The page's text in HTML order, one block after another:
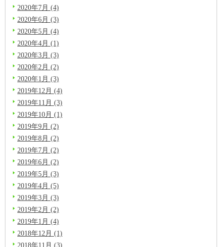
2020年7月 (4)
2020年6月 (3)
2020年5月 (4)
2020年4月 (1)
2020年3月 (3)
2020年2月 (2)
2020年1月 (3)
2019年12月 (4)
2019年11月 (3)
2019年10月 (1)
2019年9月 (2)
2019年8月 (2)
2019年7月 (2)
2019年6月 (2)
2019年5月 (3)
2019年4月 (5)
2019年3月 (3)
2019年2月 (2)
2019年1月 (4)
2018年12月 (1)
2018年11月 (3)